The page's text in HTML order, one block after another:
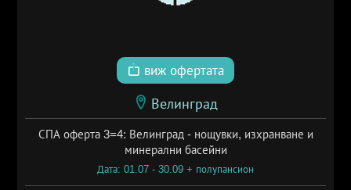
виж офертата
Велинград
СПА оферта 3=4: Велинград - нощувки, изхранване и
минерални басейни
Дата: 01.07 - 30.09 + полупансион